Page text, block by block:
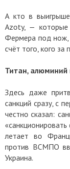
А кто в
Azoty, —
Фермера под нож,
счёт того, кого за
Титан, алюминий
Здесь даже
санкций сразу, с
честно сказал:
летает во
против ВСМПО
Украина.